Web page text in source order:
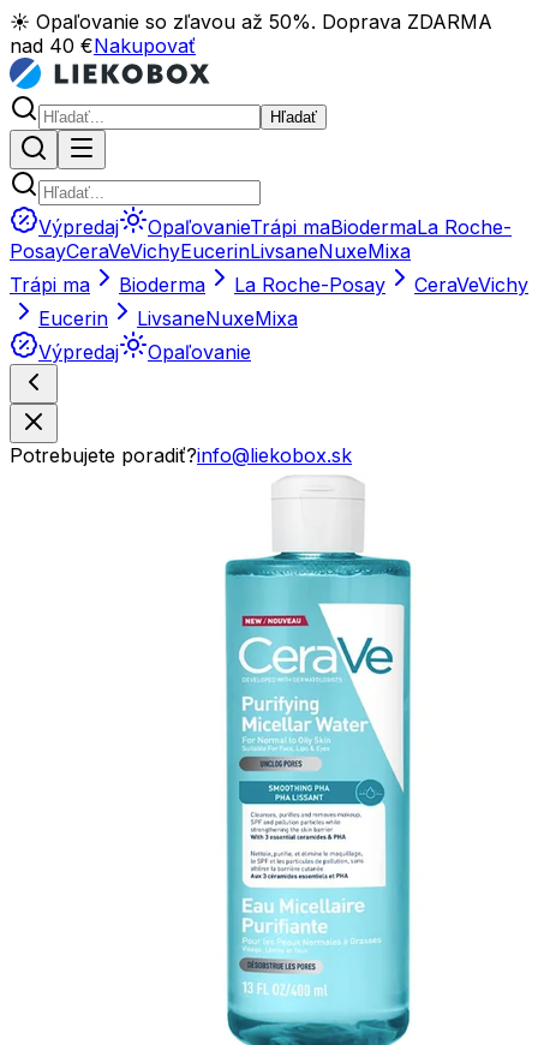
☀️ Opaľovanie so zľavou až 50%. Doprava ZDARMA
nad 40 €Nakupovať
Hľadať
Výpredaj OpaľovanieTrápi maBiodermaLa Roche-
PosayCeraVeVichyEucerinLivsaneNuxeMixa
Trápi ma
Bioderma La Roche-Posay CeraVeVichy
Eucerin
LivsaneNuxeMixa
Výpredaj
Opaľovanie
Potrebujete poradiť?info@liekobox.sk